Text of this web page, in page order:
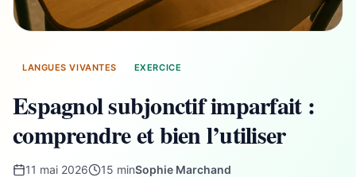
LANGUES VIVANTES EXERCICE
Espagnol subjonctif imparfait :
comprendre et bien l’utiliser
11 mai 2026 15 minSophie Marchand